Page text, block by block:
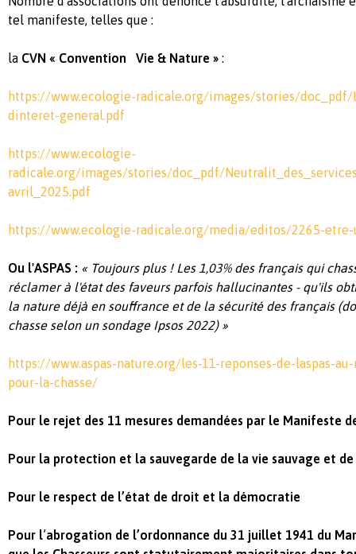
tel manifeste, telles que :
la CVN « Convention Vie & Nature » :
https://www.ecologie-radicale.org/images/stories/doc_pdf/
dinteret-general.pdf
https://www.ecologie-
radicale.org/images/stories/doc_pdf/
avril_2025.pdf
https://www.ecologie-radicale.org/media/editos/2265-etre-
Ou l'ASPAS : « Toujours plus ! Les 1,03% des français qui
réclamer à l'état des faveurs parfois hallucinantes - qu'ils
la nature déjà en souffrance et de la sécurité des français
chasse selon un sondage Ipsos 2022) »
https://www.aspas-nature.org/les-11-reponses-de-laspas-
pour-la-chasse/
Pour le rejet des 11 mesures demandées par le Manifeste
Pour la protection et la sauvegarde de la vie sauvage et
Pour le respect de l’état de droit et la démocratie
Pour l’abrogation de l’ordonnance du 31 juillet 1941 du